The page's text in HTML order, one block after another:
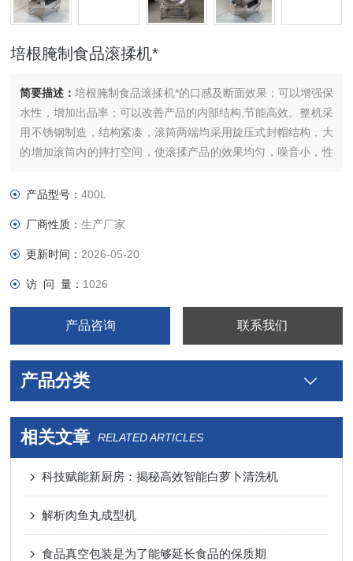
培根腌制食品滚揉机*
简要描述：培根腌制食品滚揉机*的口感及断面效果；可以增强保
水性，增加出品率；可以改善产品的内部结构,节能高效。整机采
用不锈钢制造，结构紧凑，滚筒两端均采用旋压式封帽结构，大
的增加滚筒内的摔打空间，使滚揉产品的效果均匀，噪音小，性
产品型号：400L
厂商性质：生产厂家
更新时间： 2026-05-20
访 问 量： 1026
产品咨询 联系我们
产品分类
相关文章 RELATED ARTICLES
科技赋能新厨房：揭秘高效智能白萝卜清洗机
解析肉鱼丸成型机
食品真空包装是为了能够延长食品的保质期